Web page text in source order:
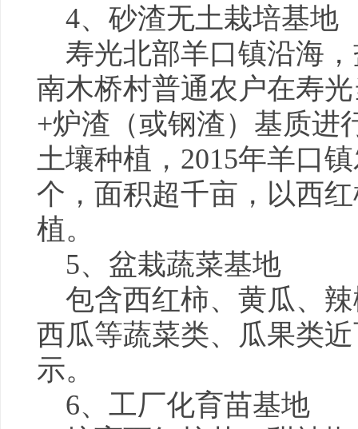
4、砂渣无土栽培基地
寿光北部羊口镇沿海
南木桥村普通农户在寿
+炉渣（或钢渣）基质进
土壤种植，2015年羊口
个，面积超千亩，以西
植。
5、盆栽蔬菜基地
包含西红柿、黄瓜、
西瓜等蔬菜类、瓜果类
示。
6、工厂化育苗基地